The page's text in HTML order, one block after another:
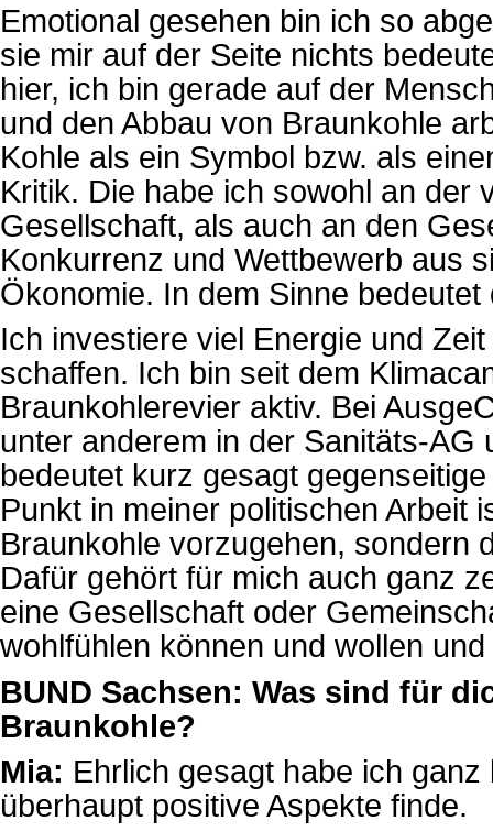
Emotional gesehen bin ich so
sie mir auf der Seite nichts
hier, ich bin gerade auf der
und den Abbau von Braunkohle
Kohle als ein Symbol bzw. als
Kritik. Die habe ich sowohl an der
Gesellschaft, als auch an den
Konkurrenz und Wettbewerb aus
Ökonomie. In dem Sinne
Ich investiere viel Energie und
schaffen. Ich bin seit dem
Braunkohlerevier aktiv. Bei
unter anderem in der Sanitäts-AG
bedeutet kurz gesagt
Punkt in meiner politischen Arbeit
Braunkohle vorzugehen, sondern
Dafür gehört für mich auch ganz
eine Gesellschaft oder
wohlfühlen können und wollen
BUND Sachsen: Was sind für
Braunkohle?
Mia: Ehrlich gesagt habe ich
überhaupt positive Aspekte finde.